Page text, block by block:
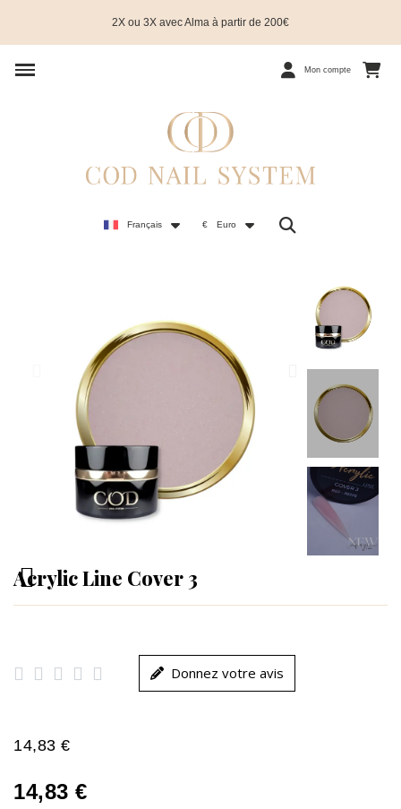
2X ou 3X avec Alma à partir de 200€
Mon compte
Français € Euro
Acrylic Line Cover 3
     Donnez votre avis
14,83 €
14,83 €